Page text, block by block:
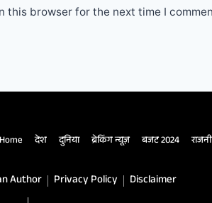
this browser for the next time I
Home देश दुनिया ब्रेकिंग न्यूज़ बजट 2024
Author Privacy Policy Disclaimer